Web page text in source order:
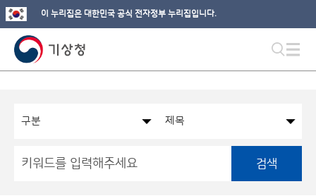
이 누리집은 대한민국 공식 전자정부 누리집입니다.
검색